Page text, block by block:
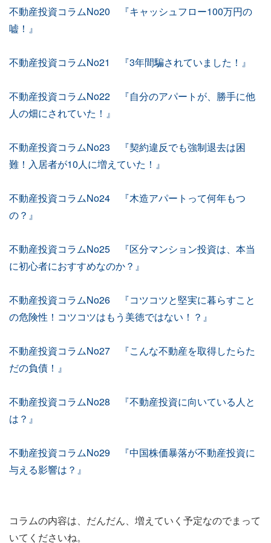
不動産投資コラムNo20 『キャッシュフロー100万円の
嘘！』
不動産投資コラムNo21 『3年間騙されていました！』
不動産投資コラムNo22 『自分のアパートが、勝手に他
人の畑にされていた！』
不動産投資コラムNo23 『契約違反でも強制退去は困
難！入居者が10人に増えていた！』
不動産投資コラムNo24 『木造アパートって何年もつ
の？』
不動産投資コラムNo25 『区分マンション投資は、本当
に初心者におすすめなのか？』
不動産投資コラムNo26 『コツコツと堅実に暮らすこと
の危険性！コツコツはもう美徳ではない！？』
不動産投資コラムNo27 『こんな不動産を取得したらた
だの負債！』
不動産投資コラムNo28 『不動産投資に向いている人と
は？』
不動産投資コラムNo29 『中国株価暴落が不動産投資に
与える影響は？』
コラムの内容は、だんだん、増えていく予定なのでまって
いてくださいね。